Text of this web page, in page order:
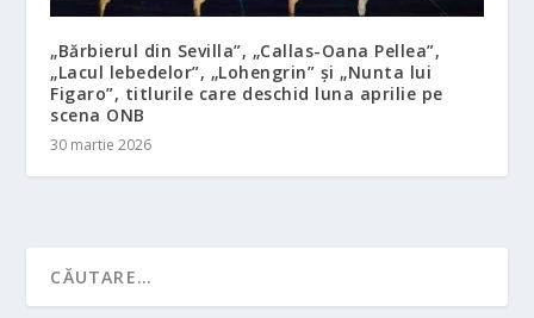
„Bărbierul din Sevilla”, „Callas-Oana Pellea”,
„Lacul lebedelor”, „Lohengrin” și „Nunta lui
Figaro”, titlurile care deschid luna aprilie pe
scena ONB
30 martie 2026